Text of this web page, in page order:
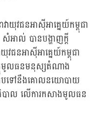
យុវជនអាស៊ីអាគ្នេយ៍កម្ពុជា
អាល់ បានបង្ហាញក្តី
ជនអាស៊ីអាគ្នេយ៍កម្ពុជា
មូលធនមនុស្សតំណាង
តបទៅនឹងគោលនយោបាយ
បាល លើការកសាងមូលធន